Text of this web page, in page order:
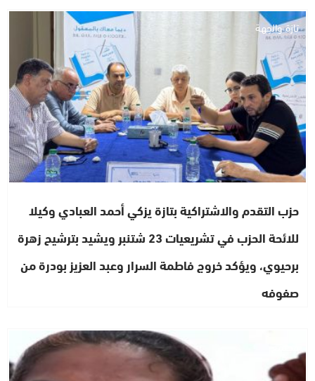
تازة والجهة
حزب التقدم والاشتراكية بتازة يزكي أحمد العبادي وكيلا
للائحة الحزب في تشريعيات 23 شتنبر ويشيد بترشيح زهرة
برحيوي، ويؤكد خروج فاطمة السرار وعبد العزيز بودرة من
صفوفه